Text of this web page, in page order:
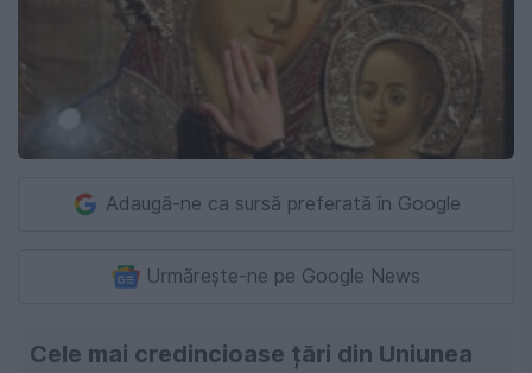
Adaugă-ne ca sursă preferată în Google
Urmărește-ne pe Google News
Cele mai credincioase țări din Uniunea